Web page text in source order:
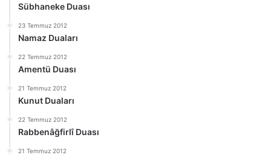
Sübhaneke Duası
23 Temmuz 2012
Namaz Duaları
22 Temmuz 2012
Amentü Duası
21 Temmuz 2012
Kunut Duaları
22 Temmuz 2012
Rabbenâğfirlî Duası
21 Temmuz 2012